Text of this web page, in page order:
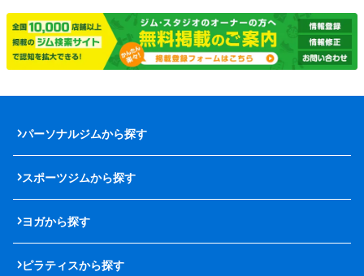
パーソナルジムから探す
スポーツジムから探す
ヨガから探す
ピラティスから探す